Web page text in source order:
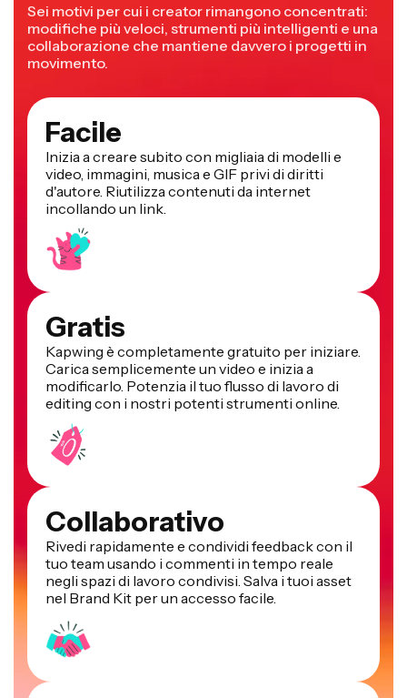
Sei motivi per cui i creator rimangono concentrati:
modifiche più veloci, strumenti più intelligenti e una
collaborazione che mantiene davvero i progetti in
movimento.
Facile
Inizia a creare subito con migliaia di modelli e
video, immagini, musica e GIF privi di diritti
d'autore. Riutilizza contenuti da internet
incollando un link.
Gratis
Kapwing è completamente gratuito per iniziare.
Carica semplicemente un video e inizia a
modificarlo. Potenzia il tuo flusso di lavoro di
editing con i nostri potenti strumenti online.
Collaborativo
Rivedi rapidamente e condividi feedback con il
tuo team usando i commenti in tempo reale
negli spazi di lavoro condivisi. Salva i tuoi asset
nel Brand Kit per un accesso facile.